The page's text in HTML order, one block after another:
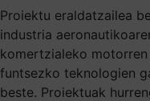
Proiektu eraldatzailea
industria
komertzialeko
funtsezko teknologien
beste. Proiektuak